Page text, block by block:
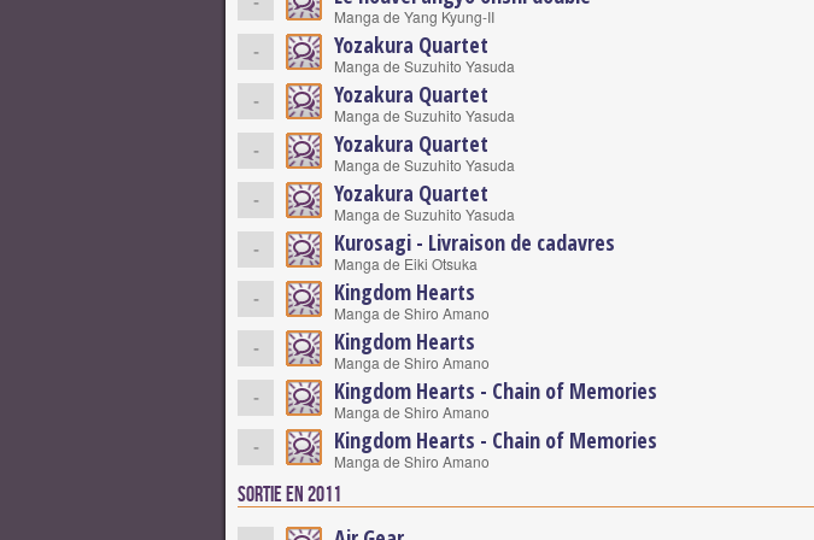
Manga de Yang Kyung-II
-
Yozakura Quartet
Manga de Suzuhito Yasuda
-
Yozakura Quartet
Manga de Suzuhito Yasuda
-
Yozakura Quartet
Manga de Suzuhito Yasuda
-
Yozakura Quartet
Manga de Suzuhito Yasuda
-
Kurosagi - Livraison de cadavres
Manga de Eiki Otsuka
-
Kingdom Hearts
Manga de Shiro Amano
-
Kingdom Hearts
Manga de Shiro Amano
-
Kingdom Hearts - Chain of Memories
Manga de Shiro Amano
-
Kingdom Hearts - Chain of Memories
Manga de Shiro Amano
Sortie en 2011